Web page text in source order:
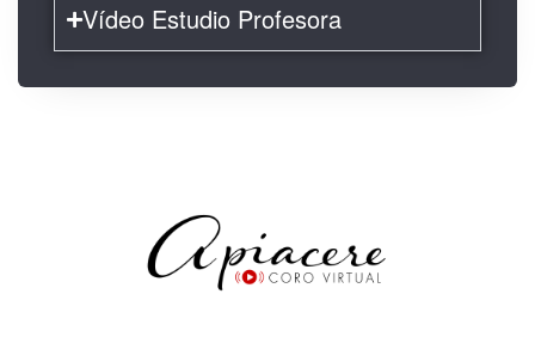
Vídeo Estudio Profesora